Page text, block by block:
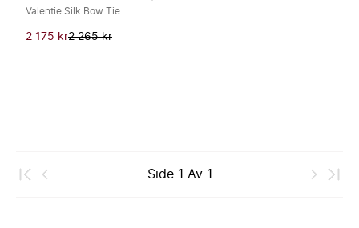
Valentie Silk Bow Tie
2 175 kr2 265 kr
Side 1 Av 1